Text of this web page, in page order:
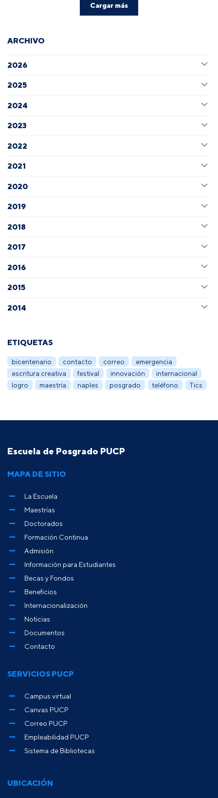
Cargar más
ARCHIVO
2026
2025
2024
2023
2022
2021
2020
2019
2018
2017
2016
2015
2014
ETIQUETAS
bicentenario contacto correo
emergencia
escritura creativa
festival innovación
internacional
logro
maestría naples posgrado teléfono Tics
Escuela de Posgrado PUCP
UBICACIÓN
MAPA DE SITIO
La Escuela
Maestrías
Doctorados
Formación Continua
Admisión
Información para Estudiantes
Becas y Fondos
Beneficios
Internacionalización
Noticias
Documentos
Contacto
SERVICIOS PUCP
Campus virtual
Canvas PUCP
Correo PUCP
Empleabilidad PUCP
Sistema de Bibliotecas